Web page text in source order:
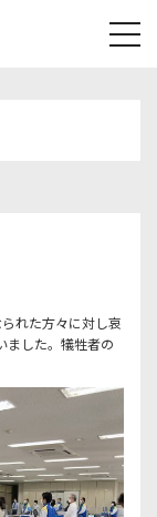
れた方々に対し哀
ました。犠牲者の